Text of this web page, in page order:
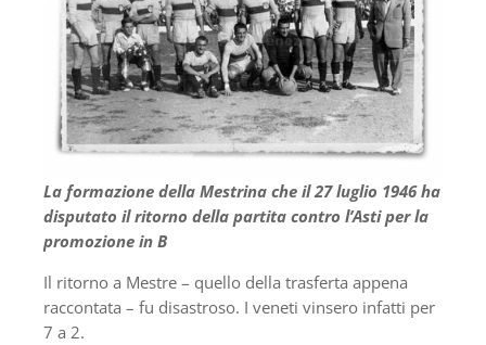
La formazione della Mestrina che il 27 luglio 1946 ha
disputato il ritorno della partita contro l’Asti per la
promozione in B
Il ritorno a Mestre – quello della trasferta appena
raccontata – fu disastroso. I veneti vinsero infatti per
7 a 2.